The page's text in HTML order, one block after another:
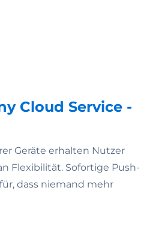
Cloud Service -
Geräte erhalten Nutzer
Flexibilität. Sofortige Push-
dass niemand mehr